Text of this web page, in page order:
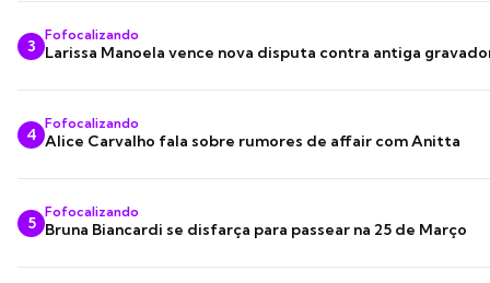
3
Fofocalizando
Larissa Manoela vence nova disputa contra antiga
4
Fofocalizando
Alice Carvalho fala sobre rumores de affair com Anitta
5
Fofocalizando
Bruna Biancardi se disfarça para passear na 25 de Março